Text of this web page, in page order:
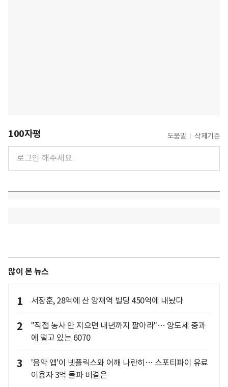
100자평 도움말 삭제기준
많이 본 뉴스
1 서장훈, 28억에 산 양재역 빌딩 450억에 내놨다
2
"직접 농사 안 지으면 내년까지 팔아라"… 양도세 중과
에 떨고 있는 6070
3
'음악 앱'이 넷플릭스와 어깨 나란히… 스포티파이 유료
이용자 3억 돌파 비결은